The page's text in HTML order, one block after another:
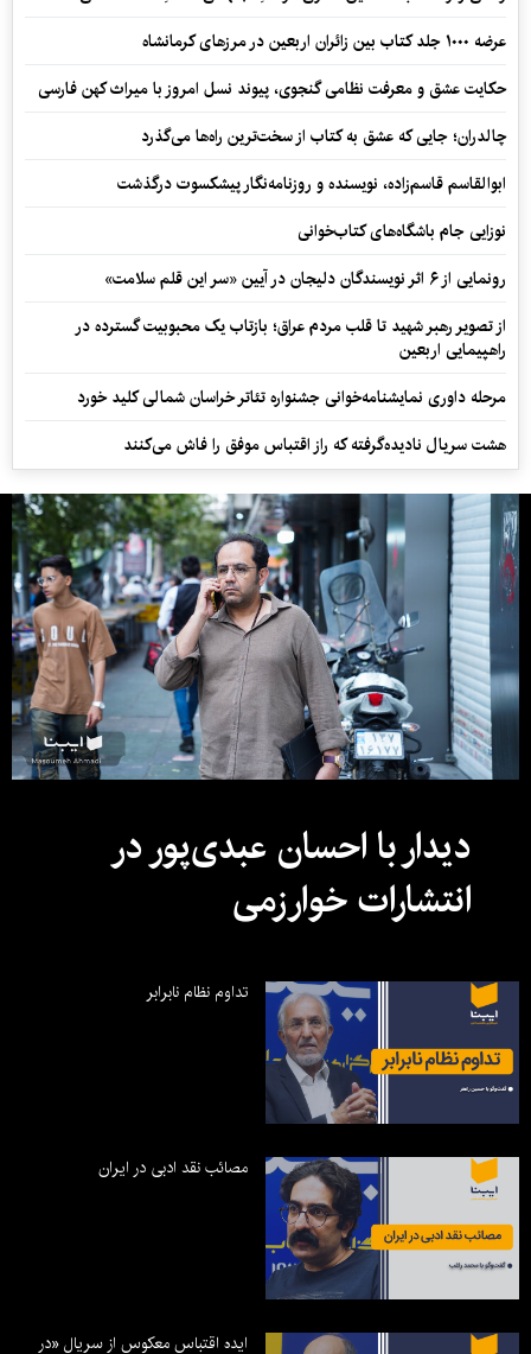
عرضه ۱۰۰۰ جلد کتاب بین زائران اربعین در مرزهای کرمانشاه
حکایت عشق و معرفت نظامی گنجوی، پیوند نسل امروز با میراث کهن فارسی
چالدران؛ جایی که عشق به کتاب از سخت‌ترین راه‌ها می‌گذرد
ابوالقاسم قاسم‌زاده، نویسنده و روزنامه‌نگار پیشکسوت درگذشت
نوزایی جام باشگاه‌های کتاب‌خوانی
رونمایی از ۶ اثر نویسندگان دلیجان در آیین «سر این قلم سلامت»
از تصویر رهبر شهید تا قلب مردم عراق؛ بازتاب یک محبوبیت گسترده در
راهپیمایی اربعین
مرحله داوری نمایشنامه‌خوانی جشنواره تئاتر خراسان شمالی کلید خورد
هشت سریال نادیده‌گرفته که راز اقتباس موفق را فاش می‌کنند
دیدار با احسان عبدی‌پور در
انتشارات خوارزمی
تداوم نظام نابرابر
مصائب نقد ادبی در ایران
ایده اقتباس معکوس از سریال «در